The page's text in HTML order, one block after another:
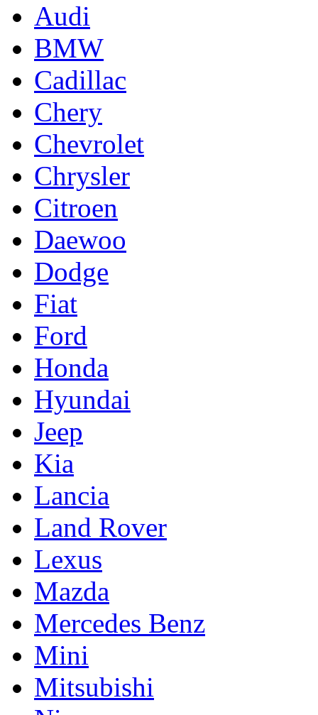
Audi
BMW
Cadillac
Chery
Chevrolet
Chrysler
Citroen
Daewoo
Dodge
Fiat
Ford
Honda
Hyundai
Jeep
Kia
Lancia
Land Rover
Lexus
Mazda
Mercedes Benz
Mini
Mitsubishi